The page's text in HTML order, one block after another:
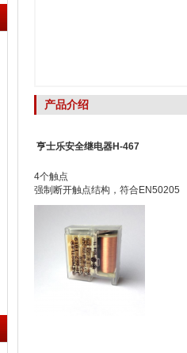
产品介绍
亨士乐安全继电器H-467
4个触点
强制断开触点结构，符合EN50205